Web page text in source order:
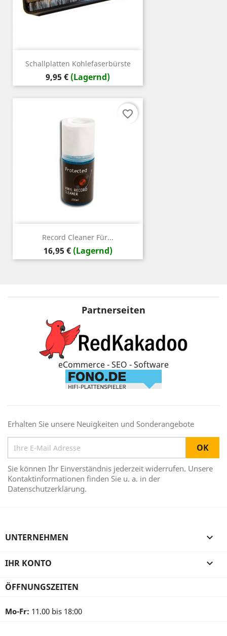
Schallplatten Kohlefaserbürste
Preis
9,95 € (Lagernd)
Record Cleaner Für...
Preis
16,95 € (Lagernd)
favorite_border
Partnerseiten
eCommerce - SEO - Software
Erhalten Sie unsere Neuigkeiten und Sonderangebote
Sie können Ihr Einverständnis jederzeit widerrufen. Unsere
Kontaktinformationen finden Sie u. a. in der
Datenschutzerklärung.
UNTERNEHMEN 
IHR KONTO 
ÖFFNUNGSZEITEN
Mo-Fr: 11.00 bis 18:00